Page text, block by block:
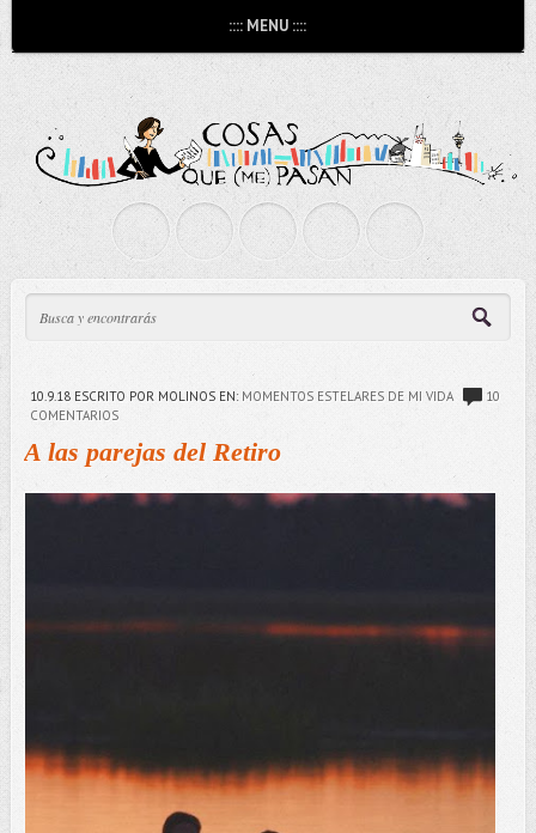
:::: MENU ::::
10.9.18ESCRITO POR MOLINOS EN: MOMENTOS ESTELARES DE MI VIDA
10
COMENTARIOS
A las parejas del Retiro